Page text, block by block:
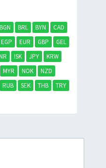
BGN BRL BYN
CAD
EGP EUR GBP
GEL
ISK JPY
KRW
MYR NOK
NZD
RUB SEK THB
TRY